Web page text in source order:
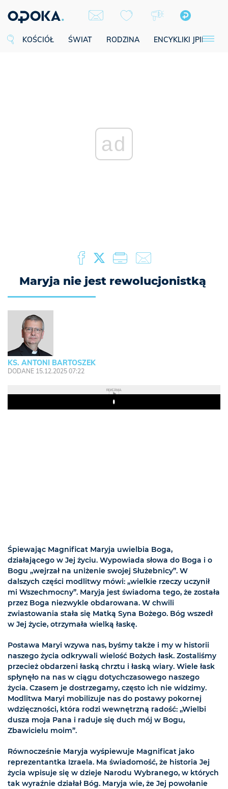
KOŚCIÓŁ ŚWIAT RODZINA ENCYKLIKI JPII
ad
Maryja nie jest rewolucjonistką
KS. ANTONI BARTOSZEK
DODANE 15.12.2025 07:22
REKLAMA
Play
Śpiewając Magnificat Maryja uwielbia Boga,
działającego w Jej życiu. Wypowiada słowa do Boga i o
Bogu „wejrzał na uniżenie swojej Służebnicy”. W
dalszych części modlitwy mówi: „wielkie rzeczy uczynił
mi Wszechmocny”. Maryja jest świadoma tego, że została
przez Boga niezwykle obdarowana. W chwili
zwiastowania stała się Matką Syna Bożego. Bóg wszedł
w Jej życie, otrzymała wielką łaskę.
Postawa Maryi wzywa nas, byśmy także i my w historii
naszego życia odkrywali wielość Bożych łask. Zostaliśmy
przecież obdarzeni łaską chrztu i łaską wiary. Wiele łask
spłynęło na nas w ciągu dotychczasowego naszego
życia. Czasem je dostrzegamy, często ich nie widzimy.
Modlitwa Maryi mobilizuje nas do postawy pokornej
wdzięczności, która rodzi wewnętrzną radość: „Wielbi
dusza moja Pana i raduje się duch mój w Bogu,
Zbawicielu moim”.
Równocześnie Maryja wyśpiewuje Magnificat jako
reprezentantka Izraela. Ma świadomość, że historia Jej
życia wpisuje się w dzieje Narodu Wybranego, w których
tak wyraźnie działał Bóg. Maryja wie, że Jej powołanie